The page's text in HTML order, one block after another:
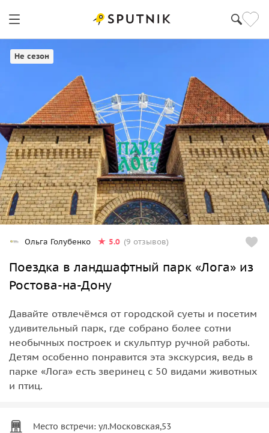
Не сезон
Ростов-на-Дону
Ольга Голубенко 5.0 (9 отзывов)
Поездка в ландшафтный парк «Лога» из
Ростова-на-Дону
Давайте отвлечёмся от городской суеты и посетим
удивительный парк, где собрано более сотни
необычных построек и скульптур ручной работы.
Детям особенно понравится эта экскурсия, ведь в
парке «Лога» есть зверинец с 50 видами животных
и птиц.
Место встречи: ул.Московская,53